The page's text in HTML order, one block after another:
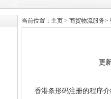
算清缴申报鉴证
当前位置： 主页 > 商贸物流服务>
更
香港条形码注册的程序介